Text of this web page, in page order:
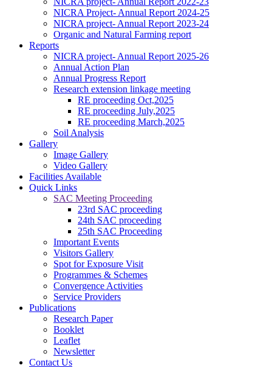
NICRA Project- Annual Report 2024-25
NICRA project- Annual Report 2023-24
Organic and Natural Farming report
Reports
NICRA project- Annual Report 2025-26
Annual Action Plan
Annual Progress Report
Research extension linkage meeting
RE proceeding Oct,2025
RE proceeding July,2025
RE proceeding March,2025
Soil Analysis
Gallery
Image Gallery
Video Gallery
Facilities Available
Quick Links
SAC Meeting Proceeding
23rd SAC proceeding
24th SAC proceeding
25th SAC Proceeding
Important Events
Visitors Gallery
Spot for Exposure Visit
Programmes & Schemes
Convergence Activities
Service Providers
Publications
Research Paper
Booklet
Leaflet
Newsletter
Contact Us
କପାର ସଙ୍କର କିସମ ପାଇଁ ଜେଇ.କେ ଦୁର୍ଗା, ଅଟଳ,ଧାନୋ, ଗବର, ଶ୍ରୀ
ତୁଳସୀ, ଭାଗ୍ୟ, ଆକ୍କା, ଚନ୍ଦ୍ରମୁଖୀ ଉତ୍ତମ ଅଟେ
------------------------
ଗଜା ପୂର୍ବବର୍ତ୍ତୀ ଘାସମରା ଔଷଧ ପ୍ରୟୋଗ କରିନଥିଲେ ଧାନ ବୁଣିବାର 15
ରୁ 20 ଦିନରେ ଏକର ପ୍ରତି 120 ମି.ଲି ବିସ୍ପାଇରିବାକ୍ ସୋଡିୟମ୍
10%ଏସ.ସି 200 ଲି. ପାଣିରେ ସିଞ୍ଚନ୍ତୁ
------------------------
ସାଧାରଣ କପା ଚାଷପାଇଁ ୧ କି.ଗ୍ରା. ପ୍ରତି ଏକର ଏବଂ ସଘନ କପା
ଚାଷପାଇଁ ୫ କି.ଗ୍ରା. ପ୍ରତି ଏକର ବିହନ ଆବଶ୍ୟକ
------------------------
ବୁଣିବା ପୂର୍ବରୁ ୧ କିଗ୍ରା ମଞ୍ଜିକୁ ୭ ଗ୍ରାମ ଇମିଡାକ୍ଲୋପ୍ରିଡ୍ ୭୦ ଡବ୍ଲୁ.ଜି
ଦ୍ୱାରା ବିଶୋଧନ କରନ୍ତୁ ଯାହାଦ୍ୱାରା ଶୋଷକ ପୋକାମାନର ସଂକ୍ରମଣ
ହ୍ରାସ ପାଇବ
------------------------
ଚିନାବାଦାମର ପତ୍ର ସୁଡଙ୍ଗ ପୋକ : ବର୍ତମାନ ପାଗରେ ଉଚ୍ଚ ତାପମାତ୍ରା
ପାଇଁ ପତ୍ର ସୁଢଙ୍ଗ ପୋକର ପାଦୁର୍ଭାବ ଦେଖା ଦେବାର ସମ୍ଭାବନା ରହିଛି ।
ସଂକ୍ରମଣ ଦେଖା ଦେଲେ ନିୟନ୍ତ୍ରଣ ପାଇଁ ୨ ମିଲିଗ୍ରାମ Prophenophos
୫୦% ଇସି କୁ ପ୍ରତି ଏକ ଲିଟର ପାଣିରେ ମିଶାଇ ସିଞ୍ଚନ କେନ୍ତୁ ।
------------------------